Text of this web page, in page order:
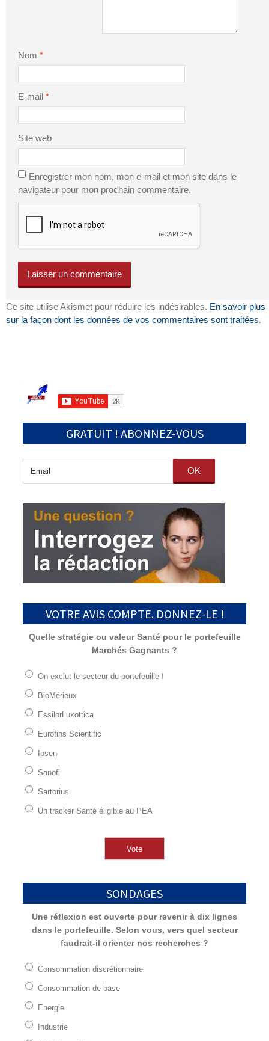
Nom *
E-mail *
Site web
Enregistrer mon nom, mon e-mail et mon site dans le
navigateur pour mon prochain commentaire.
Ce site utilise Akismet pour réduire les indésirables. En savoir plus
sur la façon dont les données de vos commentaires sont traitées.
GRATUIT ! ABONNEZ-VOUS
OK
VOTRE AVIS COMPTE. DONNEZ-LE !
Quelle stratégie ou valeur Santé pour le portefeuille
Marchés Gagnants ?
On exclut le secteur du portefeuille !
BioMérieux
EssilorLuxottica
Eurofins Scientific
Ipsen
Sanofi
Sartorius
Un tracker Santé éligible au PEA
SONDAGES
Une réflexion est ouverte pour revenir à dix lignes
dans le portefeuille. Selon vous, vers quel secteur
faudrait-il orienter nos recherches ?
Consommation discrétionnaire
Consommation de base
Energie
Industrie